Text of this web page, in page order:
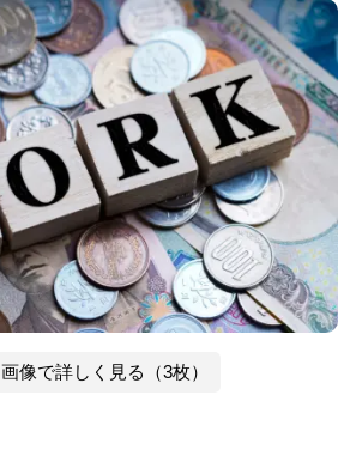
画像で詳しく見る（3枚）